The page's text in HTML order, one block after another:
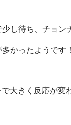
し待ち、チョン
多かったようで
大きく反応が変